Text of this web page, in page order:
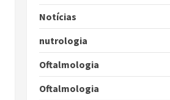
Notícias
nutrologia
Oftalmologia
Oftalmologia